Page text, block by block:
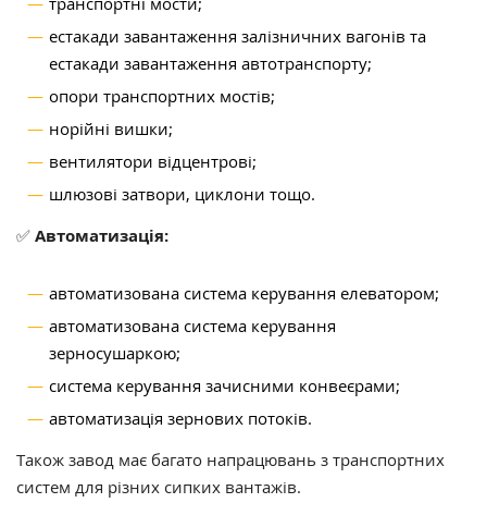
естакади завантаження залізничних вагонів та
естакади завантаження автотранспорту;
опори транспортних мостів;
норійні вишки;
вентилятори відцентрові;
шлюзові затвори, циклони тощо.
✅ Автоматизація:
автоматизована система керування елеватором;
автоматизована система керування
зерносушаркою;
система керування зачисними конвеєрами;
автоматизація зернових потоків.
Також завод має багато напрацювань з транспортних
систем для різних сипких вантажів.